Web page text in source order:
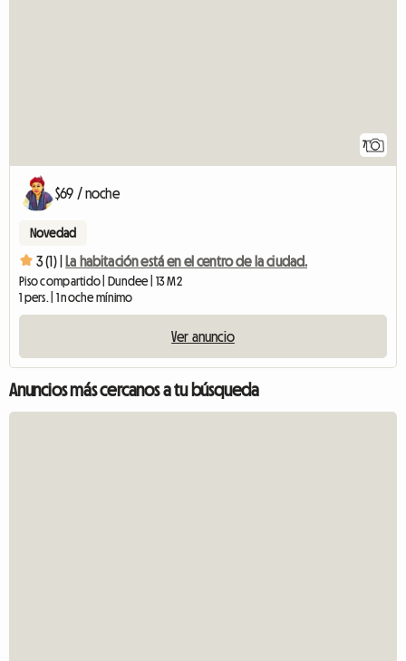
7
$69 / noche
Novedad
3 (1) | La habitación está en el centro de la ciudad.
Piso compartido | Dundee | 13 M2
1 pers. | 1 noche mínimo
Ver anuncio
Anuncios más cercanos a tu búsqueda